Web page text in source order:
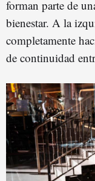
forman parte de
bienestar. A la
completamente
de continuidad